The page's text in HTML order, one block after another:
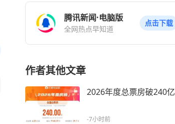
腾讯新闻·电脑版
全网热点早知道
点击下载
作者其他文章
2026年度总票房破240亿
-7小时前